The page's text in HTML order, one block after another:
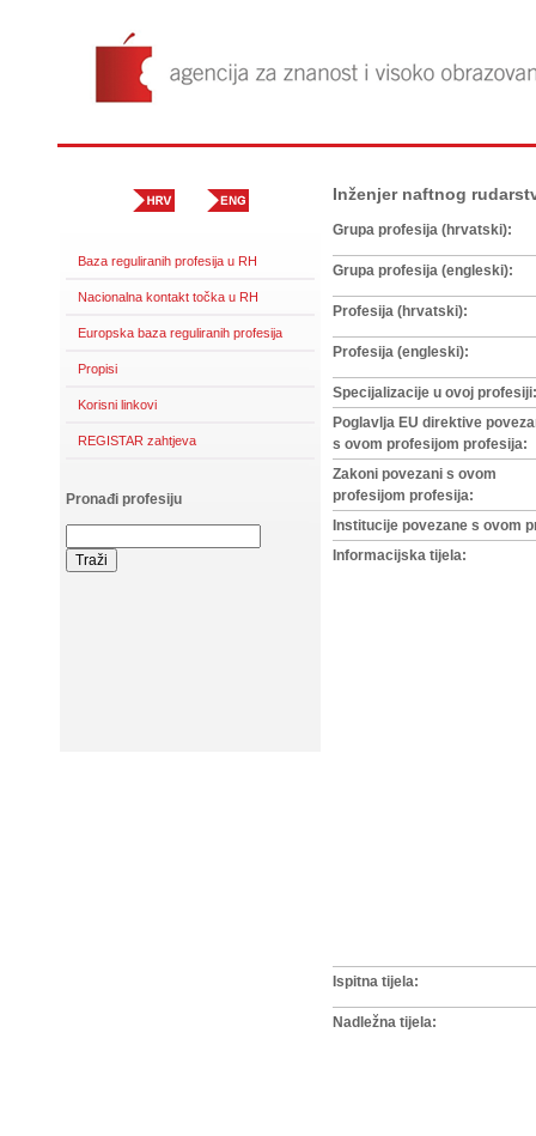
Baza reguliranih profesija u RH
Nacionalna kontakt točka u RH
Europska baza reguliranih profesija
Propisi
Korisni linkovi
REGISTAR zahtjeva
Pronađi profesiju
Inženjer naftnog
Grupa profesija (hrvatski):
Grupa profesija (engleski):
Profesija (hrvatski):
Profesija (engleski):
Specijalizacije u ovoj profesiji:
Poglavlja EU direktive
s ovom profesijom profesija:
Zakoni povezani s ovom
profesijom profesija:
Institucije povezane s ovom
Informacijska tijela:
Ispitna tijela:
Nadležna tijela: